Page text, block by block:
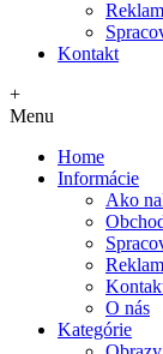
Kontakt
+
Menu
Home
Informácie
Ako
O nás
Kategórie